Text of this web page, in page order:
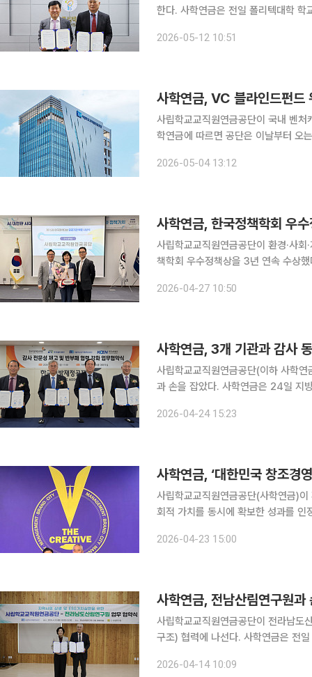
한다. 사학연금은 전일 폴리텍대학 학교법인 비전실에서 한국폴리텍대학과 ‘퇴직 교직원 직업교육
원과 연금수급자의 재취업을 지원하
2026-05-12 10:51
사학연금, VC 블라인드펀
사립학교교직원연금공단이 국내 벤처
학연금에 따르면 공단은 이날부터 오
2026-05-04 13:12
사학연금, 한국정책학회 우
사립학교교직원연금공단이 환경·사
책학회 우수정책상을 3년 연속 수상했다. 사학연금은 지난 24일 서울 마포구 한국지역정
2026-04-27 10:50
사학연금, 3개 기관과 감사
사립학교교직원연금공단(이하 사학
과 손을 잡았다. 사학연금은 24일 지방재정회관에서 한국지방재정공제회, 국가철도공단, 한국남동
번 협약은 공공기관 간 감사 역량을
2026-04-24 15:23
사학연금, ‘대한민국 창조경
사립학교교직원연금공단(사학연금)
회적 가치를 동시에 확보한 성과를 인정받았다. 23일 사학연금에 따르면 공단
2026-04-23 15:00
사학연금, 전남산림연구원
사립학교교직원연금공단이 전라남도
구조) 협력에 나선다. 사학연금은 전일 전남 나주시 산림연구원에서 전라남도산림연구원과 산림치
사학연금의 사회공헌 역량과 산림연
2026-04-14 10:09